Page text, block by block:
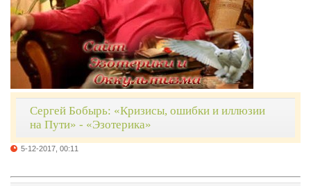
Сергей Бобырь: «Кризисы, ошибки и иллюзии
на Пути» - «Эзотерика»
5-12-2017, 00:11